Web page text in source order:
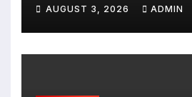
AUGUST 3, 2026 ADMIN